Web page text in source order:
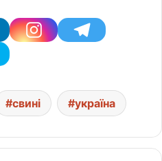
свині україна